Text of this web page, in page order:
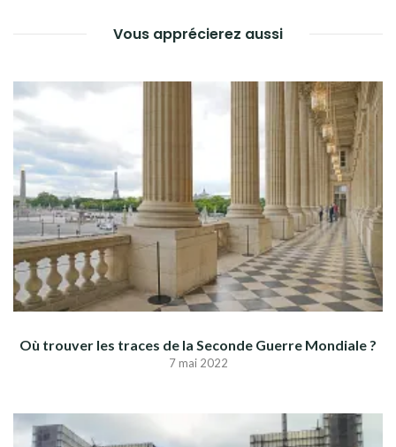
Vous apprécierez aussi
Où trouver les traces de la Seconde Guerre Mondiale ?
7 mai 2022